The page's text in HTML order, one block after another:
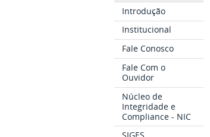
Introdução
Institucional
Fale Conosco
Fale Com o
Ouvidor
Núcleo de
Integridade e
Compliance - NIC